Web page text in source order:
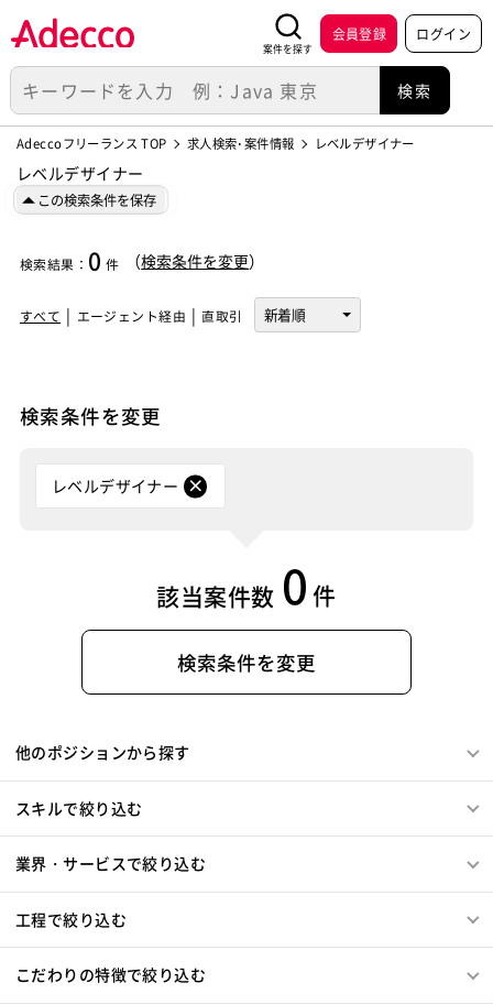
案件を探す
会員登録 ログイン
Adeccoフリーランス TOP 求人検索･案件情報 レベルデザイナー
レベルデザイナー
この検索条件を保存
検索結果 ： 0 件 （検索条件を変更）
すべて エージェント経由 直取引
検索条件を変更
レベルデザイナー
該当案件数 0 件
検索条件を変更
他のポジションから探す
スキルで絞り込む
業界・サービスで絞り込む
工程で絞り込む
こだわりの特徴で絞り込む